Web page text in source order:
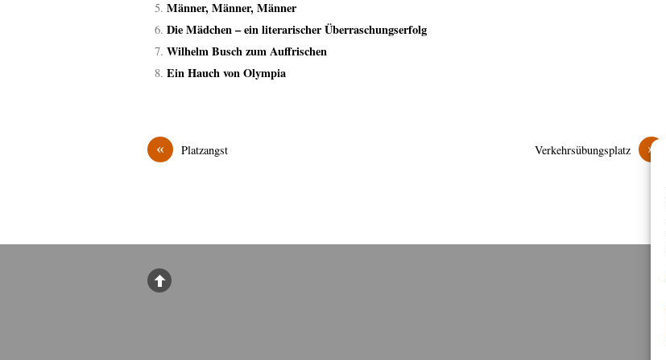
Männer, Männer, Männer
Die Mädchen – ein literarischer Überraschungserfolg
Wilhelm Busch zum Auffrischen
Ein Hauch von Olympia
« Platzangst »
Verkehrsübungsplatz